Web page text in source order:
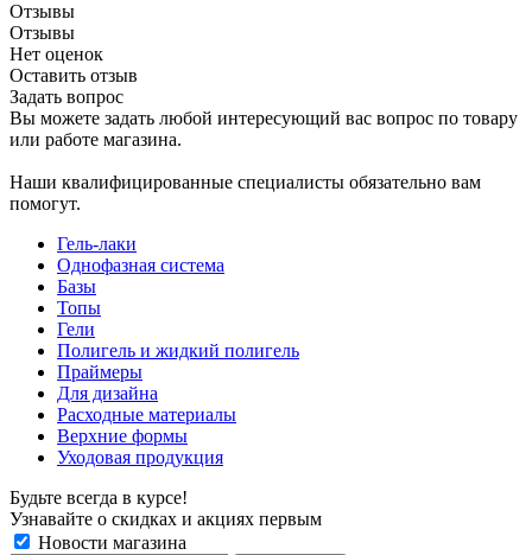
Отзывы
Отзывы
Нет оценок
Оставить отзыв
Задать вопрос
Вы можете задать любой интересующий вас вопрос по товару
или работе магазина.
Наши квалифицированные специалисты обязательно вам
помогут.
Гель-лаки
Однофазная система
Базы
Топы
Гели
Полигель и жидкий полигель
Праймеры
Для дизайна
Расходные материалы
Верхние формы
Уходовая продукция
Будьте всегда в курсе!
Узнавайте о скидках и акциях первым
Новости магазина